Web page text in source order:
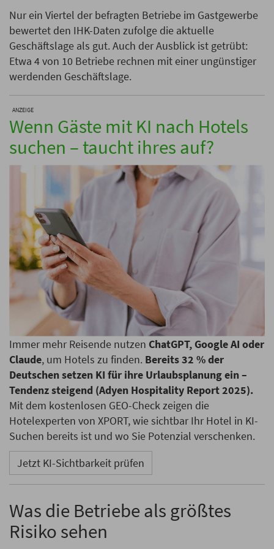
Nur ein Viertel der befragten Betriebe im Gastgewerbe
bewertet den IHK-Daten zufolge die aktuelle
Geschäftslage als gut. Auch der Ausblick ist getrübt:
Etwa 4 von 10 Betriebe rechnen mit einer ungünstiger
werdenden Geschäftslage.
ANZEIGE
Wenn Gäste mit KI nach Hotels
suchen – taucht ihres auf?
Immer mehr Reisende nutzen ChatGPT, Google AI oder
Claude, um Hotels zu finden. Bereits 32 % der
Deutschen setzen KI für ihre Urlaubsplanung ein –
Tendenz steigend (Adyen Hospitality Report 2025).
Mit dem kostenlosen GEO-Check zeigen die
Hotelexperten von XPORT, wie sichtbar Ihr Hotel in KI-
Suchen bereits ist und wo Sie Potenzial verschenken.
Jetzt KI-Sichtbarkeit prüfen
Was die Betriebe als größtes
Risiko sehen